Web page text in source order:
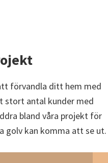
förvandla ditt hem med
stort antal kunder med
bland våra projekt för
kan komma att se ut.